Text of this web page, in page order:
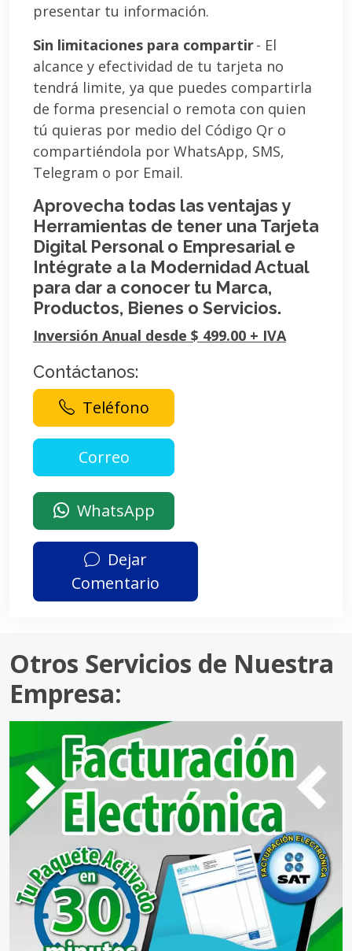
presentar tu información.
Sin limitaciones para compartir- El
alcance y efectividad de tu tarjeta no
tendrá limite, ya que puedes compartirla
de forma presencial o remota con quien
tú quieras por medio del Código Qr o
compartiéndola por WhatsApp, SMS,
Telegram o por Email.
Aprovecha todas las ventajas y
Herramientas de tener una Tarjeta
Digital Personal o Empresarial e
Intégrate a la Modernidad Actual
para dar a conocer tu Marca,
Productos, Bienes o Servicios.
Inversión Anual desde $ 499.00 + IVA
Contáctanos:
Teléfono
WhatsApp
Dejar
Comentario
Otros Servicios de Nuestra
Empresa: